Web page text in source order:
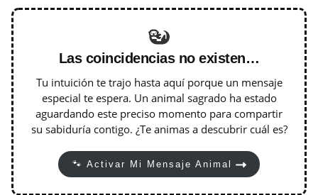
Las coincidencias no existen…
Tu intuición te trajo hasta aquí porque un mensaje
especial te espera. Un animal sagrado ha estado
aguardando este preciso momento para compartir
su sabiduría contigo. ¿Te animas a descubrir cuál es?
🐾 Activar Mi Mensaje Animal